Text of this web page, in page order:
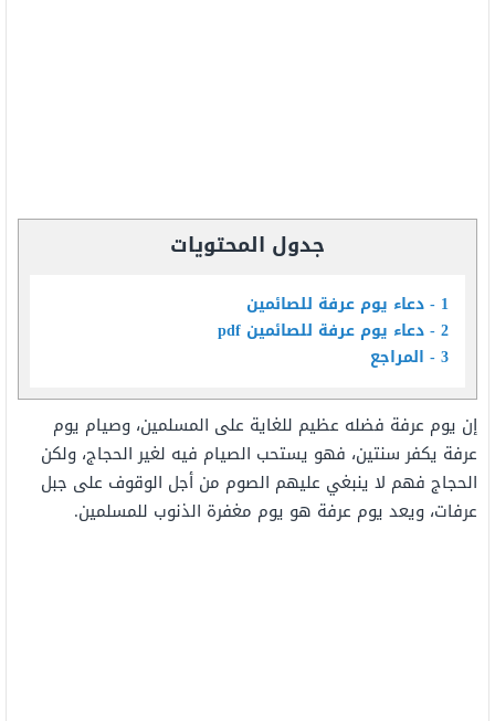
جدول المحتويات
1 دعاء يوم عرفة للصائمين
2 دعاء يوم عرفة للصائمين pdf
3 المراجع
إن يوم عرفة فضله عظيم للغاية على المسلمين، وصيام يوم
عرفة يكفر سنتين، فهو يستحب الصيام فيه لغير الحجاج، ولكن
الحجاج فهم لا ينبغي عليهم الصوم من أجل الوقوف على جبل
عرفات، ويعد يوم عرفة هو يوم مغفرة الذنوب للمسلمين.